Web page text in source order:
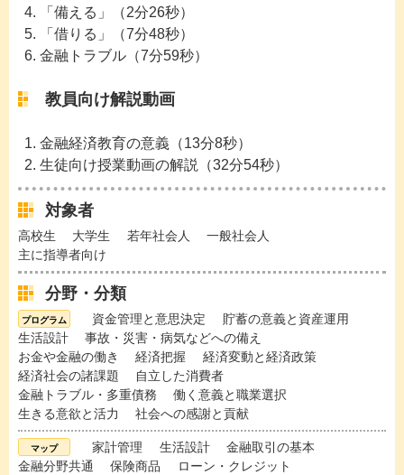
「備える」（2分26秒）
「借りる」（7分48秒）
金融トラブル（7分59秒）
教員向け解説動画
金融経済教育の意義（13分8秒）
生徒向け授業動画の解説（32分54秒）
対象者
高校生 大学生 若年社会人
一般社会人
主に指導者向け
分野・分類
資金管理と意思決定
貯蓄の意義と資産運用
生活設計
事故・災害・病気などへの備え
お金や金融の働き
経済把握
経済変動と経済政策
経済社会の諸課題
自立した消費者
金融トラブル・多重債務
働く意義と職業選択
生きる意欲と活力
社会への感謝と貢献
家計管理 生活設計
金融取引の基本
金融分野共通
保険商品
ローン・クレジット